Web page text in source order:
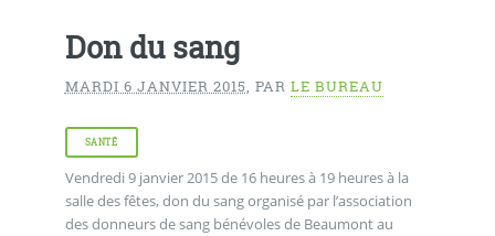
Don du sang
MARDI 6 JANVIER 2015, PAR LE BUREAU
SANTÉ
Vendredi 9 janvier 2015 de 16 heures à 19 heures à la
salle des fêtes, don du sang organisé par l’association
des donneurs de sang bénévoles de Beaumont au